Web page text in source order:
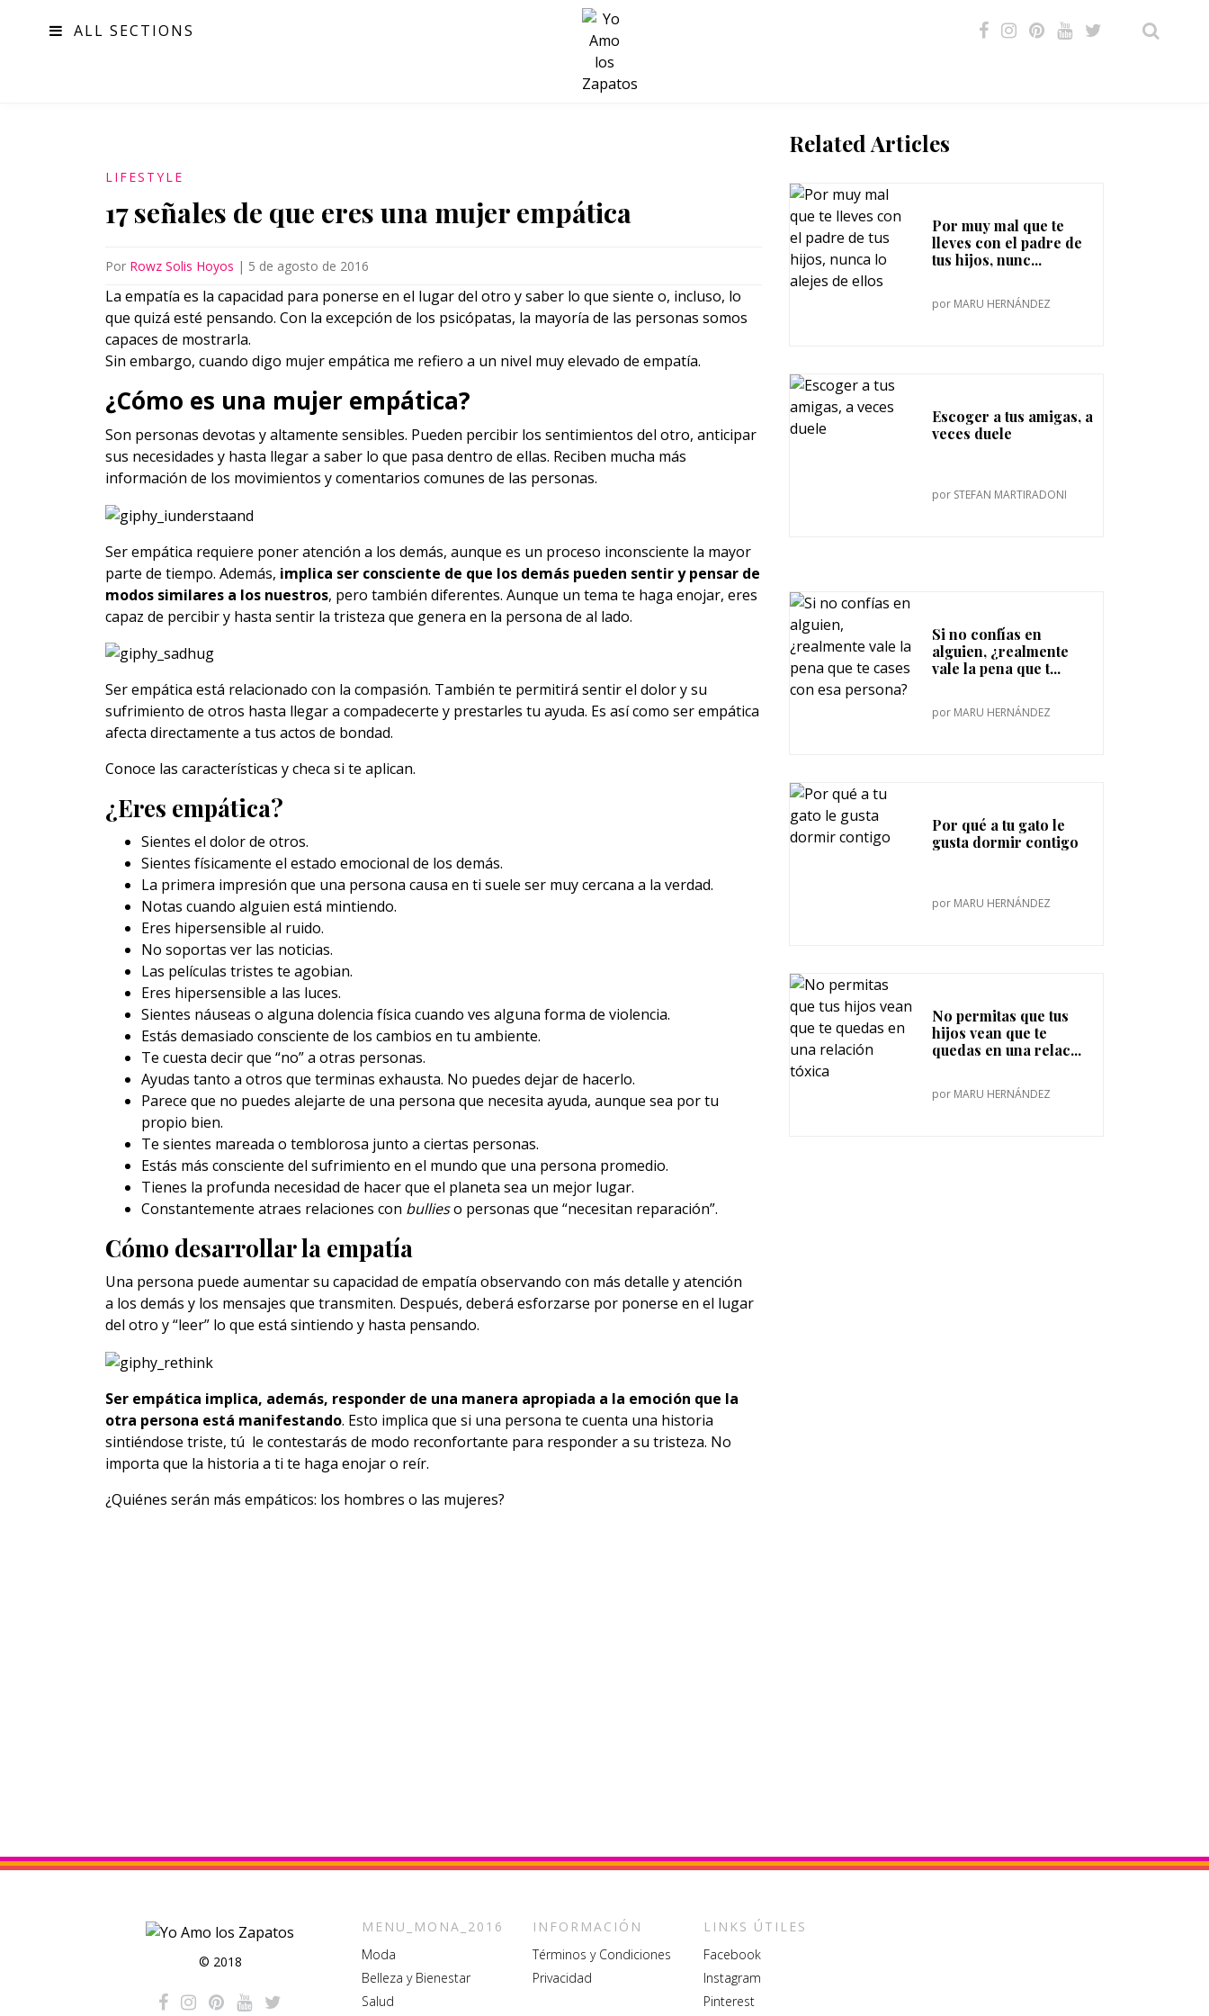
ALL SECTIONS
SALUD
LIFESTYLE
17 señales de que eres una mujer empática
Por Rowz Solis Hoyos | 5 de agosto de 2016
La empatía es la capacidad para ponerse en el lugar del otro y saber lo que siente o, incluso, lo
que quizá esté pensando. Con la excepción de los psicópatas, la mayoría de las personas somos
capaces de mostrarla.
Sin embargo, cuando digo mujer empática me refiero a un nivel muy elevado de empatía.
¿Cómo es una mujer empática?
Son personas devotas y altamente sensibles. Pueden percibir los sentimientos del otro, anticipar
sus necesidades y hasta llegar a saber lo que pasa dentro de ellas. Reciben mucha más
información de los movimientos y comentarios comunes de las personas.
Ser empática requiere poner atención a los demás, aunque es un proceso inconsciente la mayor
parte de tiempo. Además, implica ser consciente de que los demás pueden sentir y pensar de
modos similares a los nuestros, pero también diferentes. Aunque un tema te haga enojar, eres
capaz de percibir y hasta sentir la tristeza que genera en la persona de al lado.
Ser empática está relacionado con la compasión. También te permitirá sentir el dolor y su
sufrimiento de otros hasta llegar a compadecerte y prestarles tu ayuda. Es así como ser empática
afecta directamente a tus actos de bondad.
Conoce las características y checa si te aplican.
¿Eres empática?
Sientes el dolor de otros.
Sientes físicamente el estado emocional de los demás.
La primera impresión que una persona causa en ti suele ser muy cercana a la verdad.
Notas cuando alguien está mintiendo.
Eres hipersensible al ruido.
No soportas ver las noticias.
Las películas tristes te agobian.
Eres hipersensible a las luces.
Sientes náuseas o alguna dolencia física cuando ves alguna forma de violencia.
Estás demasiado consciente de los cambios en tu ambiente.
Te cuesta decir que “no” a otras personas.
Ayudas tanto a otros que terminas exhausta. No puedes dejar de hacerlo.
Parece que no puedes alejarte de una persona que necesita ayuda, aunque sea por tu
propio bien.
Te sientes mareada o temblorosa junto a ciertas personas.
Estás más consciente del sufrimiento en el mundo que una persona promedio.
Tienes la profunda necesidad de hacer que el planeta sea un mejor lugar.
Constantemente atraes relaciones con bullieso personas que “necesitan reparación”.
Cómo desarrollar la empatía
Una persona puede aumentar su capacidad de empatía observando con más detalle y atención
a los demás y los mensajes que transmiten. Después, deberá esforzarse por ponerse en el lugar
del otro y “leer” lo que está sintiendo y hasta pensando.
Ser empática implica, además, responder de una manera apropiada a la emoción que la
otra persona está manifestando. Esto implica que si una persona te cuenta una historia
sintiéndose triste, tú le contestarás de modo reconfortante para responder a su tristeza. No
importa que la historia a ti te haga enojar o reír.
¿Quiénes serán más empáticos: los hombres o las mujeres?
Related Articles
Por muy mal que te
lleves con el padre de
tus hijos, nunc...
por MARU HERNÁNDEZ
Escoger a tus amigas, a
veces duele
por STEFAN MARTIRADONI
Si no confías en
alguien, ¿realmente
vale la pena que t...
por MARU HERNÁNDEZ
Por qué a tu gato le
gusta dormir contigo
por MARU HERNÁNDEZ
No permitas que tus
hijos vean que te
quedas en una relac...
por MARU HERNÁNDEZ
© 2018
MENU_MONA_2016
Moda
Belleza y Bienestar
Salud
INFORMACIÓN
Términos y Condiciones
Privacidad
LINKS ÚTILES
Facebook
Instagram
Pinterest